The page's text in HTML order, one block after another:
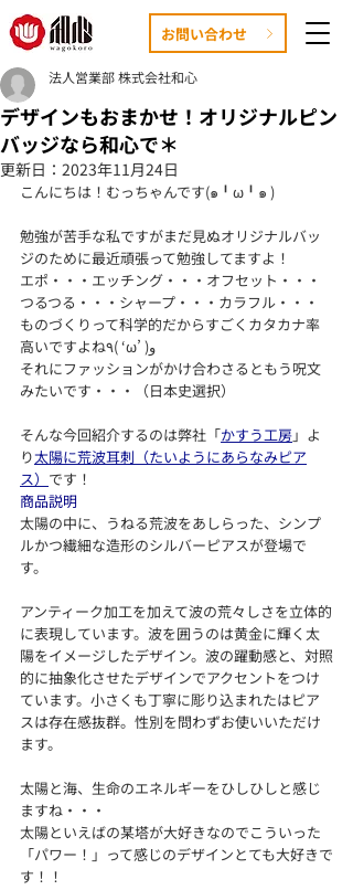
お問い合わせ
デザインもおまかせ！オリジナルピン
バッジなら和心で＊
法人営業部 株式会社和心
更新日： 2023年11月24日
こんにちは！むっちゃんです(๑╹ω╹๑ )
勉強が苦手な私ですがまだ見ぬオリジナルバッ
ジのために最近頑張って勉強してますよ！
エポ・・・エッチング・・・オフセット・・・
つるつる・・・シャープ・・・カラフル・・・
ものづくりって科学的だからすごくカタカナ率
高いですよね٩( ‘ω’ )و
それにファッションがかけ合わさるともう呪文
みたいです・・・（日本史選択）
そんな今回紹介するのは弊社「かすう工房」よ
り太陽に荒波耳刺（たいようにあらなみピア
ス） です！
商品説明
太陽の中に、うねる荒波をあしらった、シンプ
ルかつ繊細な造形のシルバーピアスが登場で
す。
アンティーク加工を加えて波の荒々しさを立体的
に表現しています。波を囲うのは黄金に輝く太
陽をイメージしたデザイン。波の躍動感と、対照
的に抽象化させたデザインでアクセントをつけ
ています。小さくも丁寧に彫り込まれたはピア
スは存在感抜群。性別を問わずお使いいただけ
ます。
太陽と海、生命のエネルギーをひしひしと感じ
ますね・・・
太陽といえばの某塔が大好きなのでこういった
「パワー！」って感じのデザインとても大好きで
す！！